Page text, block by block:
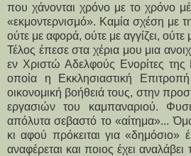
που χάνονται χρόνο με το χρόνο
«εκμοντερνισμό». Καμία σχέση με
ούτε με αφορά, ούτε με αγγίζει, ούτε
Τέλος έπεσε στα χέρια μου μια
εν Χριστώ Αδελφούς Ενορίτες
οποία η Εκκλησιαστική
οικονομική βοήθειά τους, στην
εργασιών του καμπαναριού.
απόλυτα σεβαστό το «αίτημα»...
κι αφού πρόκειται για
αναφέρεται και ποιος έχει